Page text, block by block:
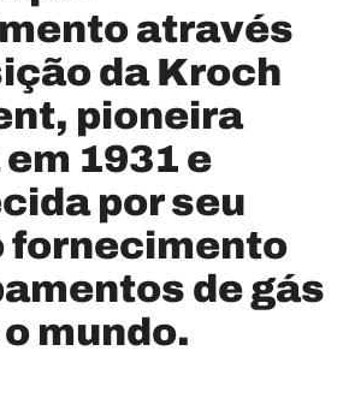
através
da Kroch
pioneira
1931 e
por seu
fornecimento
de gás
mundo.